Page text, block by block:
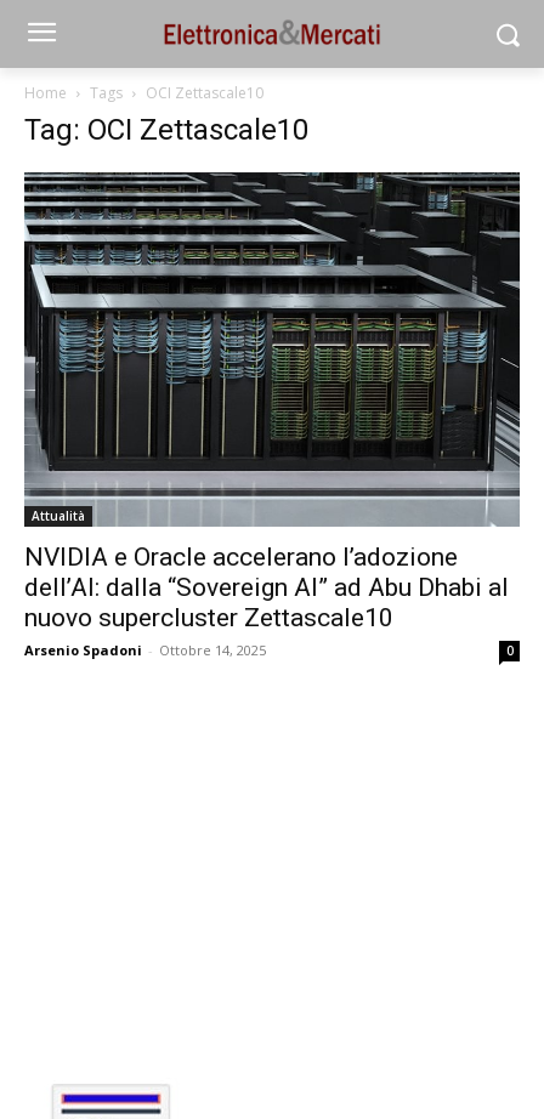
Home Tags OCI Zettascale10
Tag: OCI Zettascale10
Attualità
NVIDIA e Oracle accelerano l’adozione
dell’AI: dalla “Sovereign AI” ad Abu Dhabi al
nuovo supercluster Zettascale10
Arsenio Spadoni - Ottobre 14, 2025 0